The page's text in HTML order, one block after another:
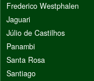
Frederico Westphalen
Jaguari
Júlio de Castilhos
Panambi
Santa Rosa
Santiago